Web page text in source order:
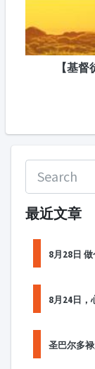
【基
最近文章
8月28日
8月24日，
圣巴尔多